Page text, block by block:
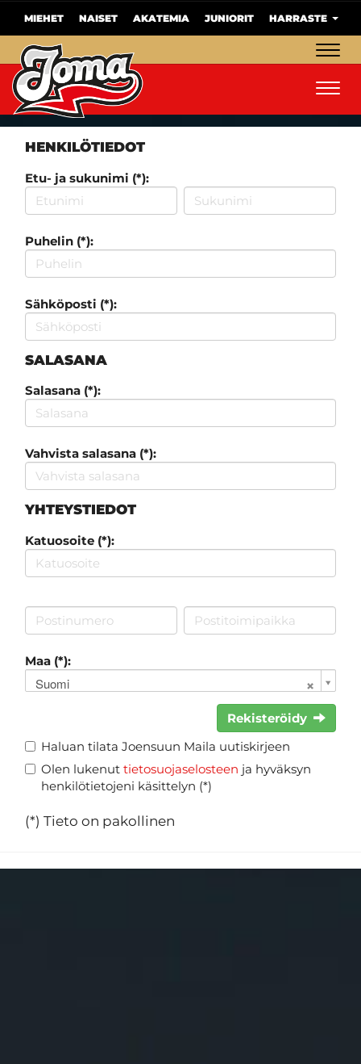
MIEHET NAISET AKATEMIA JUNIORIT HARRASTE
HENKILÖTIEDOT
Etu- ja sukunimi (*):
Puhelin (*):
Sähköposti (*):
SALASANA
Salasana (*):
Vahvista salasana (*):
YHTEYSTIEDOT
Katuosoite (*):
Maa (*):
Suomi
Rekisteröidy
Haluan tilata Joensuun Maila uutiskirjeen
Olen lukenut tietosuojaselosteen ja hyväksyn
henkilötietojeni käsittelyn (*)
(*) Tieto on pakollinen